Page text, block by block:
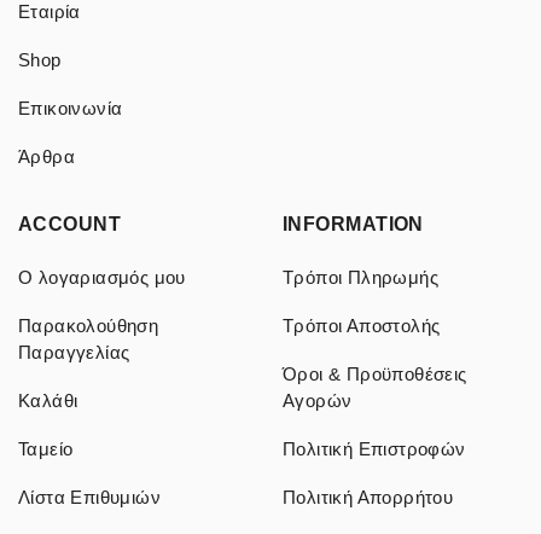
Εταιρία
Shop
Επικοινωνία
Άρθρα
ACCOUNT
Ο λογαριασμός μου
Παρακολούθηση
Παραγγελίας
Καλάθι
Ταμείο
Λίστα Επιθυμιών
INFORMATION
Τρόποι Πληρωμής
Τρόποι Αποστολής
Όροι & Προϋποθέσεις
Αγορών
Πολιτική Επιστροφών
Πολιτική Απορρήτου